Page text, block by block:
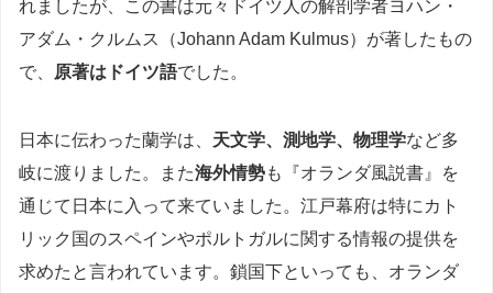
れましたが、この書は元々ドイツ人の解剖学者ヨハン・
アダム・クルムス（Johann Adam Kulmus）が著したもの
で、
原著はドイツ語でした。
日本に伝わった蘭学は、 天文学、測地学、物理学など多
岐に渡りました。また海外情勢も『オランダ風説書』を
通じて日本に入って来ていました。江戸幕府は特にカト
リック国のスペインやポルトガルに関する情報の提供を
求めたと言われています。鎖国下といっても、オランダ